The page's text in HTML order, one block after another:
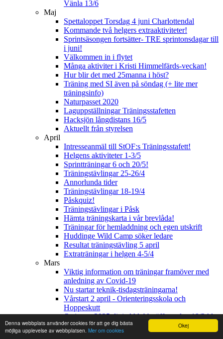
Okej
Denna webbplats använder cookies för att ge dig bästa
möjliga upplevelse av webbplatsen. Mer om cookies
Vänla 13/6
Maj
Spettaloppet Torsdag 4 juni Charlottendal
Kommande två helgers extraaktiviteter!
Sprintsäsongen fortsätter- TRE sprintonsdagar till
i juni!
Välkommen in i flytet
Många aktiviter i Kristi Himmelfärds-veckan!
Hur blir det med 25manna i höst?
Träning med SI även på söndag (+ lite mer
träningsinfo)
Naturpasset 2020
Laguppställningar Träningsstafetten
Hacksjön långdistans 16/5
Aktuellt från styrelsen
April
Intresseanmäl till StOF:s Träningsstafett!
Helgens aktiviteter 1-3/5
Sprintträningar 6 och 20/5!
Träningstävlingar 25-26/4
Annorlunda tider
Träningstävlingar 18-19/4
Påskquiz!
Träningstävlingar i Påsk
Hämta träningskarta i vår brevlåda!
Träningar för hemladdning och egen utskrift
Huddinge Wild Camp söker ledare
Resultat träningstävling 5 april
Extraträningar i helgen 4-5/4
Mars
Viktig information om träningar framöver med
anledning av Covid-19
Nu startar teknik-tisdagsträningarna!
Vårstart 2 april - Orienteringsskola och
Hoppeskutt
O-ringen 2025 digital klubbträff torsdag 19/3 kl
19.45.
Vårens träningar och träningstips i coronatid